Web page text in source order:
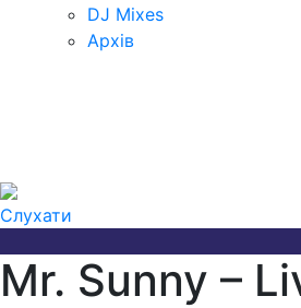
DJ Mixes
Архів
Слухати
Mr. Sunny –